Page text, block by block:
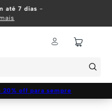
até 7 dias -
20% off para sempre